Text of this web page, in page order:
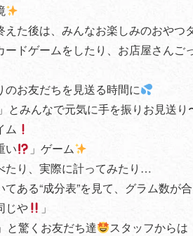
た後は、みんなお楽しみのおやつ
ドゲームをしたり、お店屋さん
お友だちを見送る時間に
」とみんなで元気に手を振りお見送り
ム
い
」ゲーム
たり、実際に計ってみたり…
ある“成分表”を見て、グラム数が
じや
」
」と驚くお友だち達
スタッフからは